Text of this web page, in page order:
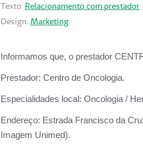
Texto: Relacionamento com prestador
Design: Marketing
Informamos que, o prestador
Prestador: Centro de Oncologia.
Especialidades local: Oncologia /
Endereço: Estrada Francisco da
Imagem Unimed).